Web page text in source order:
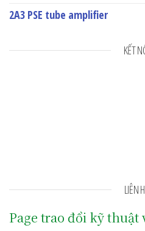
2A3 PSE tube amplifier
KẾT
LIÊN
Page trao đổi kỹ thuật